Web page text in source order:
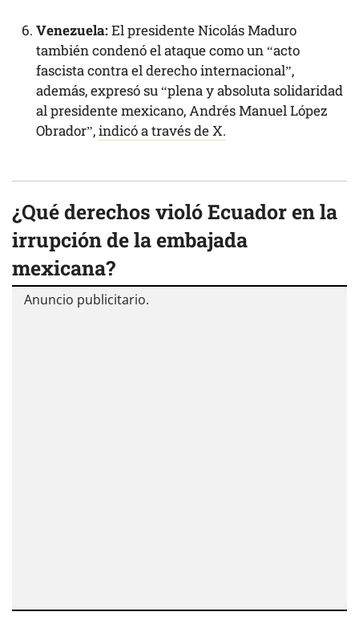
Venezuela:El presidente Nicolás Maduro
también condenó el ataque como un “acto
fascista contra el derecho internacional”,
además, expresó su “plena y absoluta solidaridad
al presidente mexicano, Andrés Manuel López
Obrador”,indicó a través de X.
¿Qué derechos violó Ecuador en la
irrupción de la embajada
mexicana?